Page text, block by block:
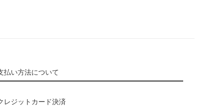
払い方法について
レジットカード決済